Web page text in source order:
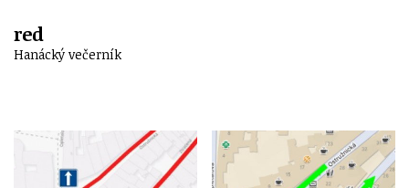
red
Hanácký večerník